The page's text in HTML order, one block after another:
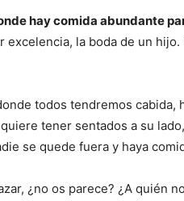
hay comida abundante
la boda de un hijo.
todos tendremos cabida,
tener sentados a su
se quede fuera y haya
¿no os parece? ¿A quién